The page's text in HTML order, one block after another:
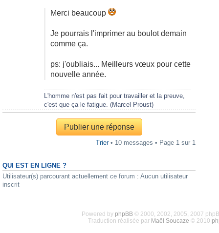
Merci beaucoup
Je pourrais l'imprimer au boulot demain
comme ça.
ps: j'oubliais... Meilleurs vœux pour cette
nouvelle année.
L'homme n'est pas fait pour travailler et la preuve,
c'est que ça le fatigue. (Marcel Proust)
Publier une réponse
Trier• 10 messages • Page 1 sur 1
QUI EST EN LIGNE ?
Utilisateur(s) parcourant actuellement ce forum : Aucun utilisateur
inscrit
Powered by phpBB© 2000, 2002, 2005, 2007
Traduction réalisée par Maël Soucaze © 2010